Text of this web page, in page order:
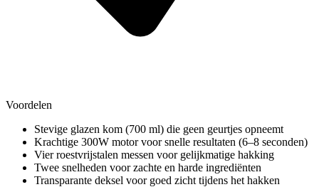
Voordelen
Stevige glazen kom (700 ml) die geen geurtjes opneemt
Krachtige 300W motor voor snelle resultaten (6–8 seconden)
Vier roestvrijstalen messen voor gelijkmatige hakking
Twee snelheden voor zachte en harde ingrediënten
Transparante deksel voor goed zicht tijdens het hakken